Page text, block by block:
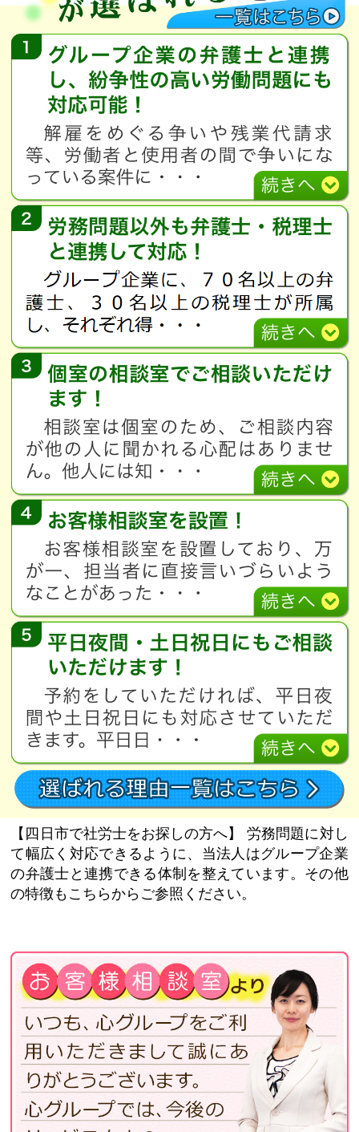
【四日市で社労士をお探しの方へ】
労務問題に対し
て幅広く対応できるように、当法人はグループ企業
の弁護士と連携できる体制を整えています。その他
の特徴もこちらからご参照ください。